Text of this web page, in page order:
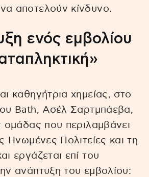
αποτελούν κίνδυνο.
ενός εμβολίου
καθηγήτρια χημείας, στο
Bath, Ασέλ Σαρτμπάεβα,
ομάδας που περιλαμβάνει
Ηνωμένες Πολιτείες και τη
εργάζεται επί του
ανάπτυξη του εμβολίου: